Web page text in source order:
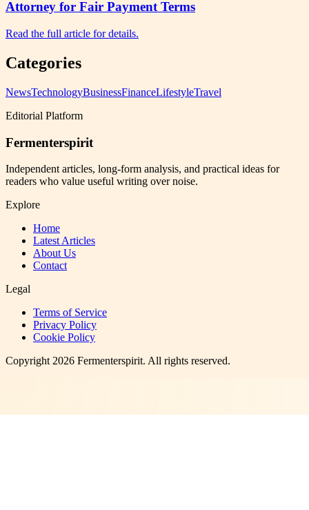
Attorney for Fair Payment Terms
Read the full article for details.
Categories
NewsTechnologyBusinessFinanceLifestyleTravel
Editorial Platform
Fermenterspirit
Independent articles, long-form analysis, and practical ideas for
readers who value useful writing over noise.
Explore
Home
Latest Articles
About Us
Contact
Legal
Terms of Service
Privacy Policy
Cookie Policy
Copyright2026 Fermenterspirit. All rights reserved.